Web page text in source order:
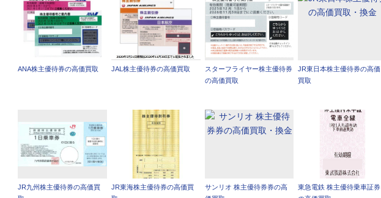
ANA株主優待券の高価買取 JAL株主優待券の高価買取
スターフライヤー株主優待券
の高価買取
JR東日本株主優待券の高価
買取
JR九州株主優待券の高価買
JR東海株主優待券の高価買
サンリオ 株主優待券券の高
東急電鉄 株主優待乗車証券